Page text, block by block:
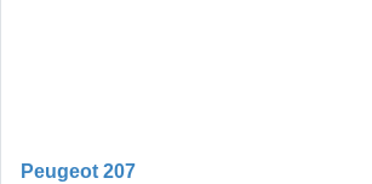
Peugeot 207